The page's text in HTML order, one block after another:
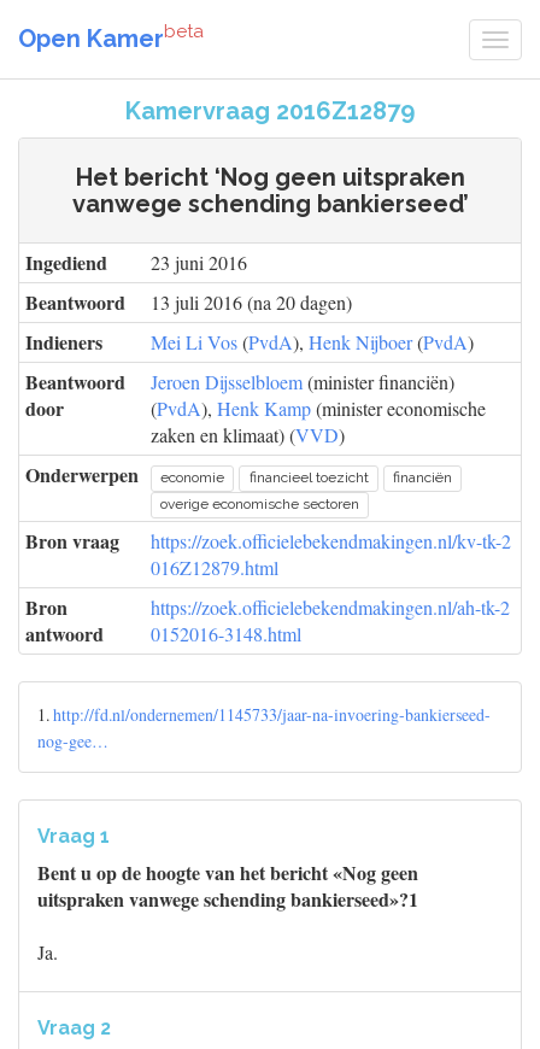
Open Kamerbeta
Kamervraag 2016Z12879
Het bericht ‘Nog geen uitspraken
vanwege schending bankierseed’
Ingediend 23 juni 2016
Beantwoord 13 juli 2016 (na 20 dagen)
Indieners Mei Li Vos(PvdA), Henk Nijboer(PvdA)
Beantwoord
door
Jeroen Dijsselbloem(minister financiën)
(PvdA), Henk Kamp(minister economische
zaken en klimaat) (VVD)
Onderwerpen economie financieel toezicht
financiën
overige economische sectoren
Bron vraag
https://zoek.officielebekendmakingen.nl/kv-tk-2
016Z12879.html
Bron
antwoord
https://zoek.officielebekendmakingen.nl/ah-tk-2
0152016-3148.html
1.http://fd.nl/ondernemen/1145733/jaar-na-invoering-bankierseed-
nog-gee…
Vraag 1
Bent u op de hoogte van het bericht «Nog geen
uitspraken vanwege schending bankierseed»?1
Ja.
Vraag 2